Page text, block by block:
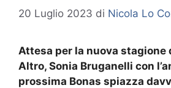
20 Luglio 2023 di Nicola Lo
Attesa per la nuova stagione
Altro, Sonia Bruganelli con
prossima Bonas spiazza